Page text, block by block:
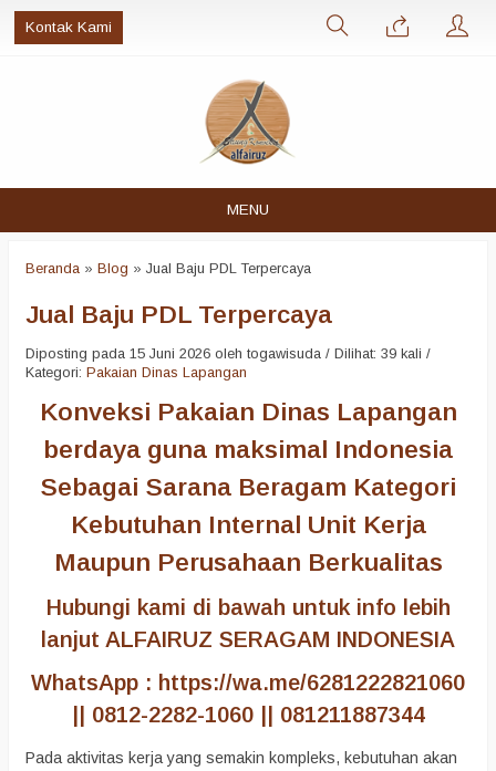
Kontak Kami
MENU
Beranda » Blog » Jual Baju PDL Terpercaya
Jual Baju PDL Terpercaya
Diposting pada 15 Juni 2026 oleh togawisuda / Dilihat: 39 kali /
Kategori: Pakaian Dinas Lapangan
Konveksi Pakaian Dinas Lapangan
berdaya guna maksimal Indonesia
Sebagai Sarana Beragam Kategori
Kebutuhan Internal Unit Kerja
Maupun Perusahaan Berkualitas
Hubungi kami di bawah untuk info lebih
lanjut ALFAIRUZ SERAGAM INDONESIA
WhatsApp : https://wa.me/6281222821060
|| 0812-2282-1060 || 081211887344
Pada aktivitas kerja yang semakin kompleks, kebutuhan akan